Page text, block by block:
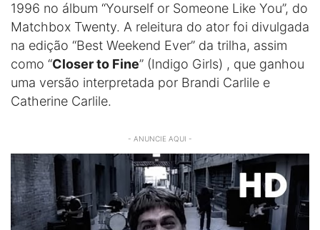
1996 no álbum “Yourself or Someone Like You”, do
Matchbox Twenty. A releitura do ator foi divulgada
na edição “Best Weekend Ever” da trilha, assim
como “Closer to Fine” (Indigo Girls) , que ganhou
uma versão interpretada por Brandi Carlile e
Catherine Carlile.
- ANUNCIE AQUI -